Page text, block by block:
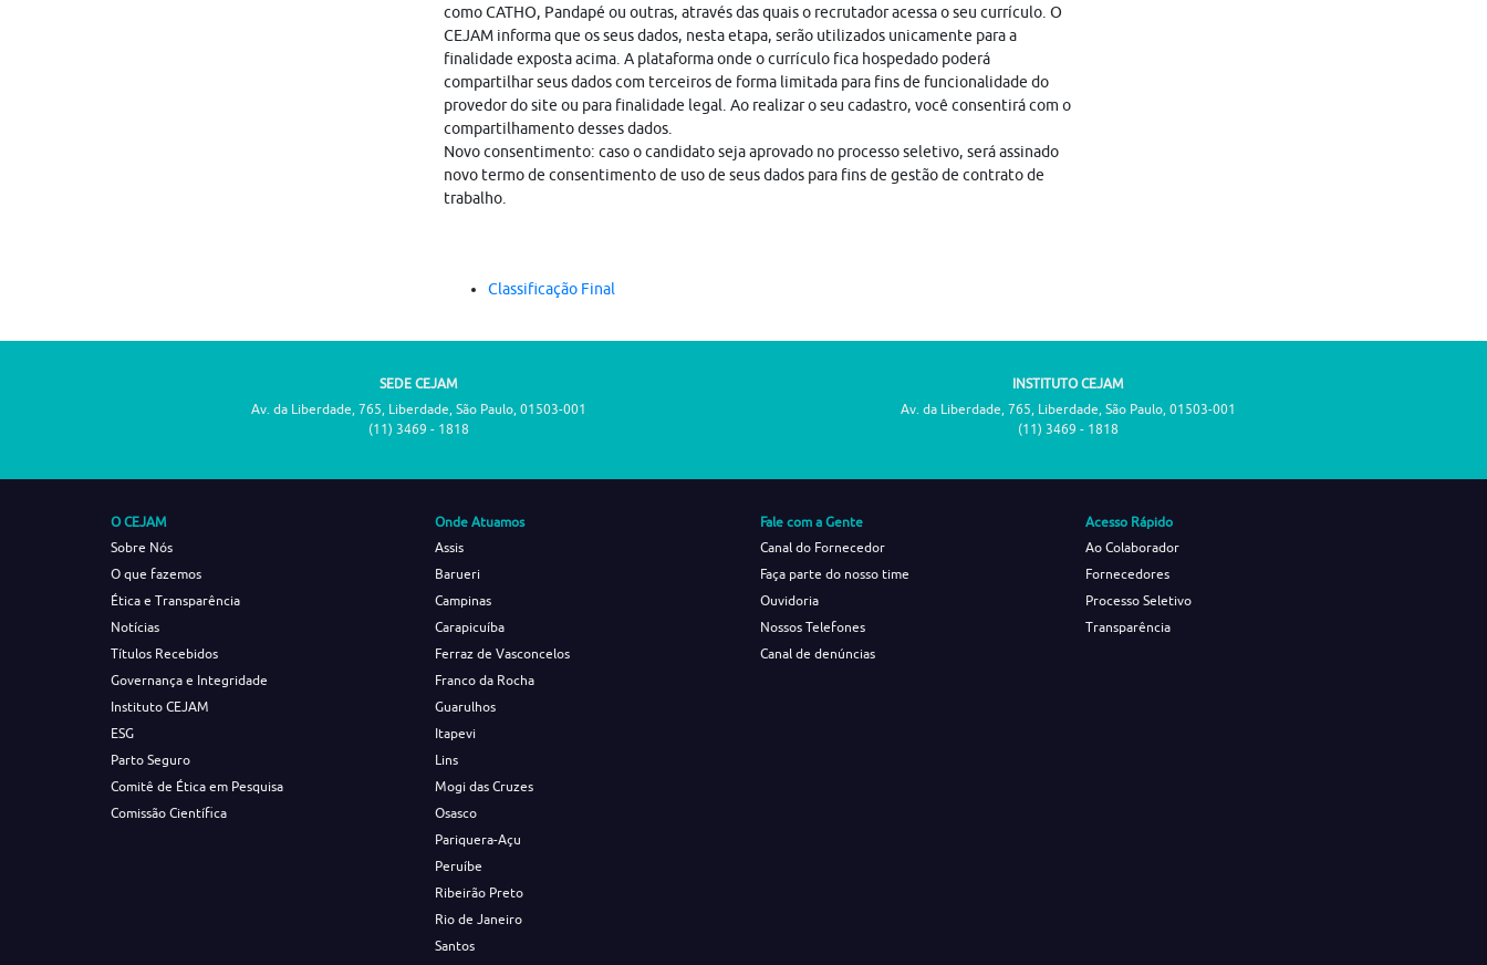
como CATHO, Pandapé ou outras, através das quais o recrutador acessa o seu currículo. O
CEJAM informa que os seus dados, nesta etapa, serão utilizados unicamente para a
finalidade exposta acima. A plataforma onde o currículo fica hospedado poderá
compartilhar seus dados com terceiros de forma limitada para fins de funcionalidade do
provedor do site ou para finalidade legal. Ao realizar o seu cadastro, você consentirá com o
compartilhamento desses dados.
Novo consentimento: caso o candidato seja aprovado no processo seletivo, será assinado
novo termo de consentimento de uso de seus dados para fins de gestão de contrato de
trabalho.
Classificação Final
SEDE CEJAM
Av. da Liberdade, 765, Liberdade, São Paulo, 01503-001
(11) 3469 - 1818
INSTITUTO CEJAM
Av. da Liberdade, 765, Liberdade, São Paulo, 01503-001
(11) 3469 - 1818
O CEJAM
Sobre Nós
O que fazemos
Ética e Transparência
Notícias
Títulos Recebidos
Governança e Integridade
Instituto CEJAM
ESG
Parto Seguro
Comitê de Ética em Pesquisa
Comissão Científica
Onde Atuamos
Assis
Barueri
Campinas
Carapicuíba
Ferraz de Vasconcelos
Franco da Rocha
Guarulhos
Itapevi
Lins
Mogi das Cruzes
Osasco
Pariquera-Açu
Peruíbe
Ribeirão Preto
Rio de Janeiro
Santos
Fale com a Gente
Canal do Fornecedor
Faça parte do nosso time
Ouvidoria
Nossos Telefones
Canal de denúncias
Acesso Rápido
Ao Colaborador
Fornecedores
Processo Seletivo
Transparência